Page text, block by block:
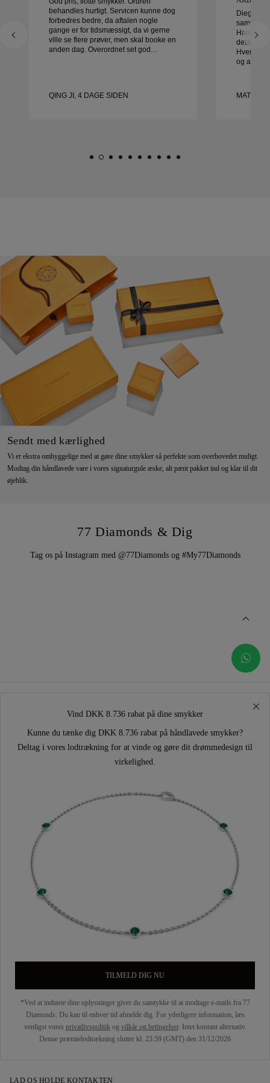
behandles hurtigt. Servicen kunne dog
forbedres bedre, da aftalen nogle
gange er for tidsmæssigt, da vi gerne
ville se flere prøver, men skal booke en
anden dag. Overordnet set god
QING JI, 4 DAGE SIDEN
Diego
sammen
Hans
detaljer
Hver
og alt var
Sendt med kærlighed
Vi er ekstra omhyggelige med at gøre dine smykker så perfekte som overhovedet muligt.
Modtag din håndlavede vare i vores signaturgule æske, alt pænt pakket ind og klar til dit
øjeblik.
77 Diamonds & Dig
Tag os på Instagram med @77Diamonds og #My77Diamonds
Vind DKK 8.736 rabat på dine smykker
Kunne du tænke dig DKK 8.736 rabat på håndlavede smykker?
Deltag i vores lodtrækning for at vinde og gøre dit drømmedesign til
virkelighed.
TILMELD DIG NU
*Ved at indtaste dine oplysninger giver du samtykke til at modtage e-mails fra 77
Diamonds. Du kan til enhver tid afmelde dig. For yderligere information, læs
venligst vores privatlivspolitikog vilkår og betingelser. Intet kontant alternativ.
Denne præmielodtrækning slutter kl. 23:59 (GMT) den 31/12/2026
LAD OS HOLDE KONTAKTEN